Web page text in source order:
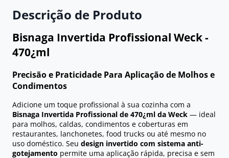
Descrição de Produto
Bisnaga Invertida Profissional Weck -
470¿ml
Precisão e Praticidade Para Aplicação de Molhos e
Condimentos
Adicione um toque profissional à sua cozinha com a
Bisnaga Invertida Profissional de 470¿ml da Weck — ideal
para molhos, caldas, condimentos e coberturas em
restaurantes, lanchonetes, food trucks ou até mesmo no
uso doméstico. Seu design invertido com sistema anti-
gotejamento permite uma aplicação rápida, precisa e sem